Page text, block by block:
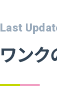
Last
ワンク